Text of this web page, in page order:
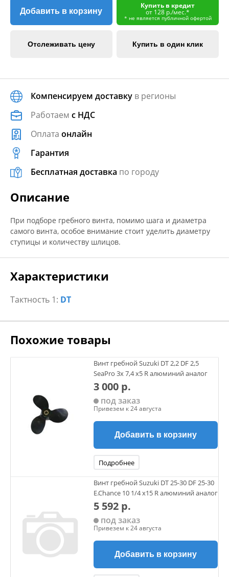
Добавить в корзину
Купить в кредит
от 128 р./мес.*
* не является публичной офертой
Отслеживать цену Купить в один клик
Компенсируем доставку в регионы
Работаем с НДС
Оплата онлайн
Гарантия
Бесплатная доставка по городу
Описание
При подборе гребного винта, помимо шага и диаметра
самого винта, особое внимание стоит уделить диаметру
ступицы и количеству шлицов.
Характеристики
Тактность 1: DT
Похожие товары
Винт гребной Suzuki DT 2,2 DF 2,5
SeaPro 3х 7,4 х5 R алюминий аналог
3 000 р.
под заказ
Привезем к 24 августа
Добавить в корзину
Подробнее
Винт гребной Suzuki DT 25-30 DF 25-30
E.Chance 10 1/4 х15 R алюминий аналог
5 592 р.
под заказ
Привезем к 24 августа
Добавить в корзину